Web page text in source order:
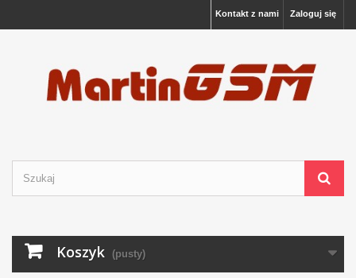
Zaloguj się
Kontakt z nami
Koszyk (pusty)